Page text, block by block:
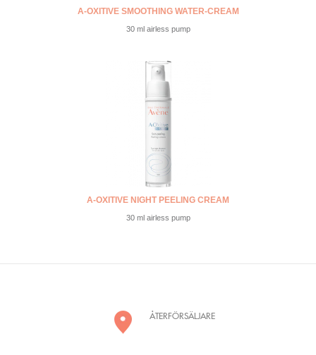
A-OXITIVE SMOOTHING WATER-CREAM
30 ml airless pump
A-OXITIVE NIGHT PEELING CREAM
30 ml airless pump
ÅTERFÖRSÄLJARE